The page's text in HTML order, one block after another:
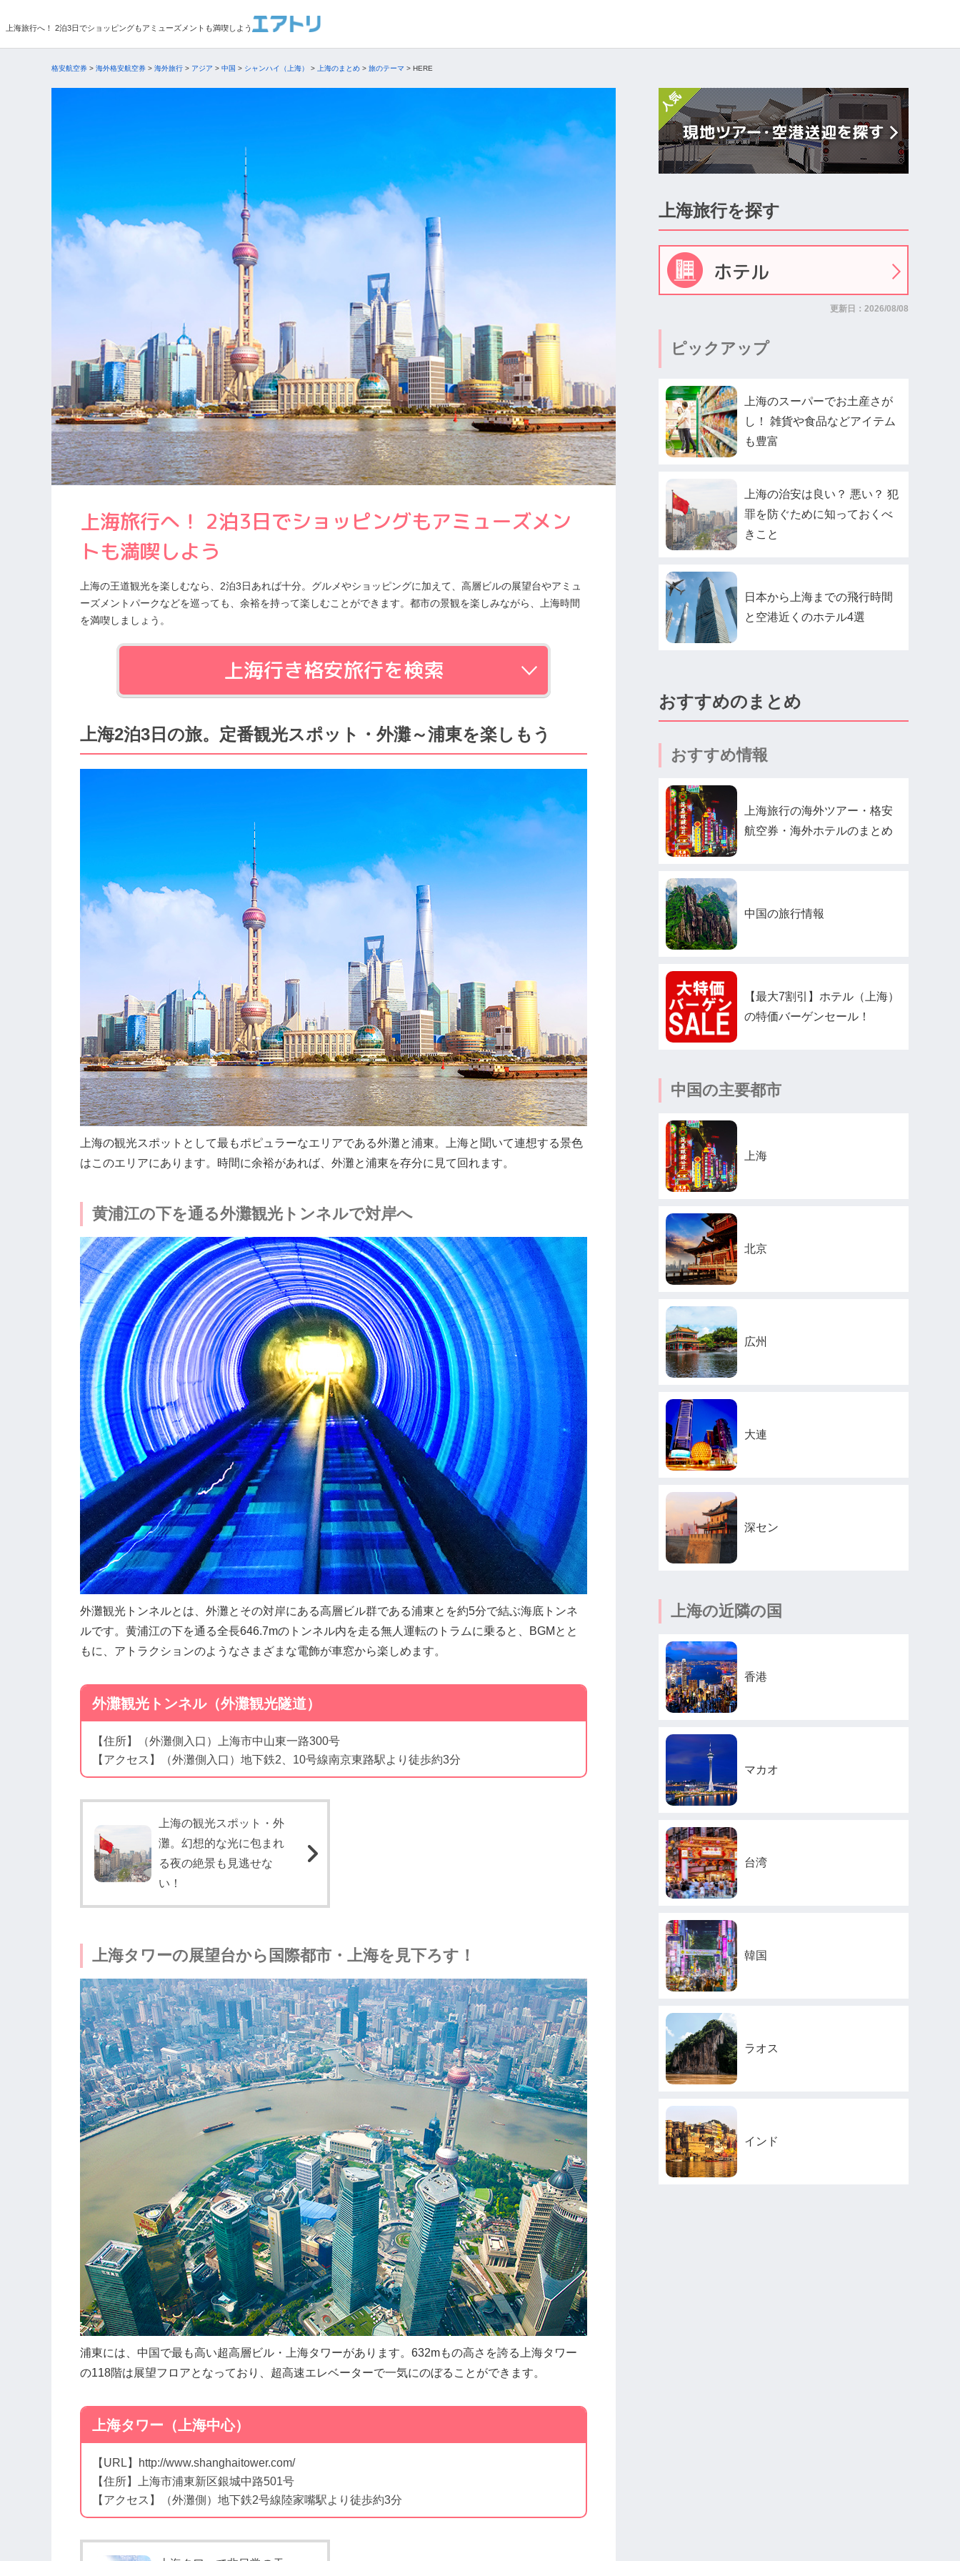
上海旅行へ！ 2泊3日でショッピングもアミューズメントも満喫しよう
格安航空券 > 海外格安航空券 > 海外旅行 > アジア > 中国 > シャンハイ（上海） > 上海のまとめ > 旅のテーマ > HERE
上海旅行へ！ 2泊3日でショッピングもアミューズメン
トも満喫しよう
上海の王道観光を楽しむなら、2泊3日あれば十分。グルメやショッピングに加えて、高層ビルの展望台やアミュ
ーズメントパークなどを巡っても、余裕を持って楽しむことができます。都市の景観を楽しみながら、上海時間
を満喫しましょう。
上海行き格安旅行を検索
上海2泊3日の旅。定番観光スポット・外灘～浦東を楽しもう
上海の観光スポットとして最もポピュラーなエリアである外灘と浦東。上海と聞いて連想する景色
はこのエリアにあります。時間に余裕があれば、外灘と浦東を存分に見て回れます。
黄浦江の下を通る外灘観光トンネルで対岸へ
外灘観光トンネルとは、外灘とその対岸にある高層ビル群である浦東とを約5分で結ぶ海底トンネ
ルです。黄浦江の下を通る全長646.7mのトンネル内を走る無人運転のトラムに乗ると、BGMとと
もに、アトラクションのようなさまざまな電飾が車窓から楽しめます。
外灘観光トンネル（外灘観光隧道）
【住所】（外灘側入口）上海市中山東一路300号
【アクセス】（外灘側入口）地下鉄2、10号線南京東路駅より徒歩約3分
上海の観光スポット・外
灘。幻想的な光に包まれ
る夜の絶景も見逃せな
い！
上海タワーの展望台から国際都市・上海を見下ろす！
浦東には、中国で最も高い超高層ビル・上海タワーがあります。632mもの高さを誇る上海タワー
の118階は展望フロアとなっており、超高速エレベーターで一気にのぼることができます。
上海タワー（上海中心）
【URL】http://www.shanghaitower.com/
【住所】上海市浦東新区銀城中路501号
【アクセス】（外灘側）地下鉄2号線陸家嘴駅より徒歩約3分
上海旅行を探す
ホテル
更新日：2026/08/08
ピックアップ
上海のスーパーでお土産さが
し！ 雑貨や食品などアイテム
も豊富
上海の治安は良い？ 悪い？ 犯
罪を防ぐために知っておくべ
きこと
日本から上海までの飛行時間
と空港近くのホテル4選
おすすめのまとめ
おすすめ情報
上海旅行の海外ツアー・格安
航空券・海外ホテルのまとめ
中国の旅行情報
【最大7割引】ホテル（上海）
の特価バーゲンセール！
中国の主要都市
上海
北京
広州
大連
深セン
上海の近隣の国
香港
マカオ
台湾
韓国
ラオス
インド